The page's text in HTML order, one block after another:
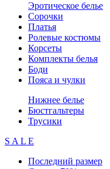
Эротическое белье
Сорочки
Платья
Ролевые костюмы
Корсеты
Комплекты белья
Боди
Пояса и чулки
Нижнее белье
Бюстгальтеры
Трусики
S A L E
Последний размер